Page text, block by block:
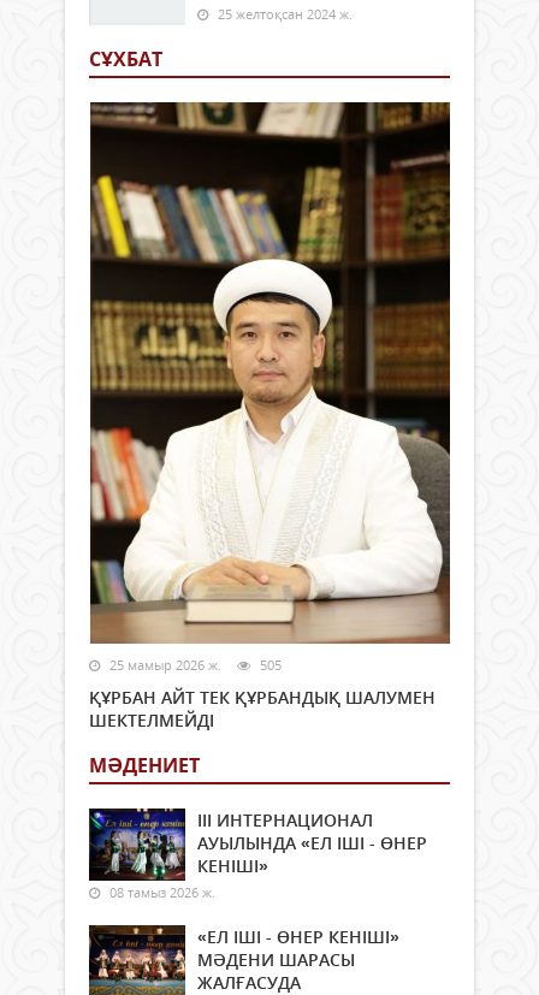
25 желтоқсан 2024 ж.
СҰХБАТ
25 мамыр 2026 ж. 505
ҚҰРБАН АЙТ ТЕК ҚҰРБАНДЫҚ ШАЛУМЕН
ШЕКТЕЛМЕЙДІ
МӘДЕНИЕТ
ІІІ ИНТЕРНАЦИОНАЛ
АУЫЛЫНДА «ЕЛ ІШІ - ӨНЕР
КЕНІШІ»
08 тамыз 2026 ж.
«ЕЛ ІШІ - ӨНЕР КЕНІШІ»
МӘДЕНИ ШАРАСЫ
ЖАЛҒАСУДА